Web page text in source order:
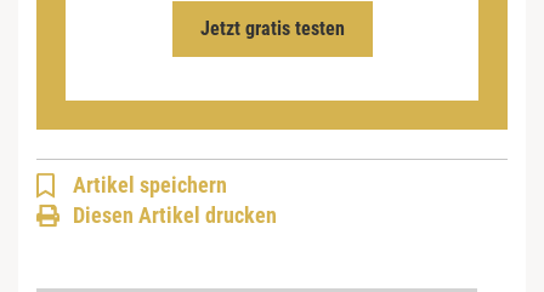
Jetzt gratis testen
Artikel speichern
Diesen Artikel drucken